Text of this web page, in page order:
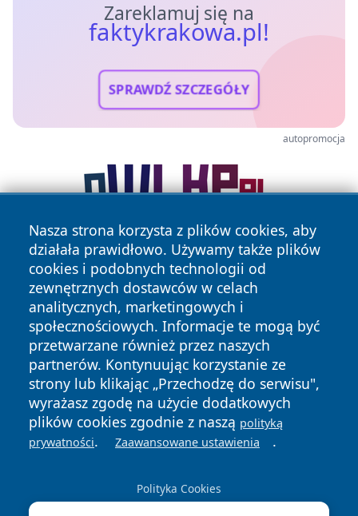
Zareklamuj się na
faktykrakowa.pl!
SPRAWDŹ SZCZEGÓŁY
autopromocja
Nasza strona korzysta z plików cookies, aby
działała prawidłowo. Używamy także plików
cookies i podobnych technologii od
zewnętrznych dostawców w celach
analitycznych, marketingowych i
społecznościowych. Informacje te mogą być
przetwarzane również przez naszych
partnerów. Kontynuując korzystanie ze
strony lub klikając „Przechodzę do serwisu",
wyrażasz zgodę na użycie dodatkowych
plików cookies zgodnie z naszą polityką
prywatności. Zaawansowane ustawienia .
Polityka Cookies
Copyright © 2026 faktykrakowa.pl Wszystkie prawa
zastrzeżone.
News Autorzy
Polityka
Prywatności
Polityka
Cookies